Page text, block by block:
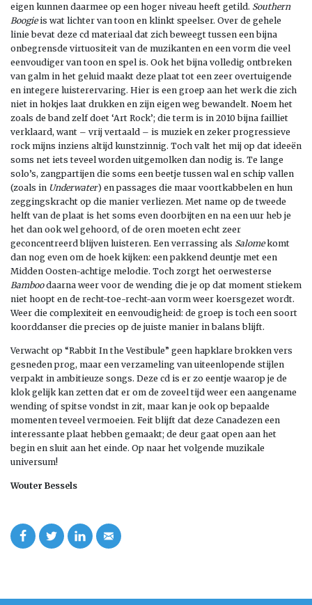
eigen kunnen daarmee op een hoger niveau heeft getild. Southern
Boogieis wat lichter van toon en klinkt speelser. Over de gehele
linie bevat deze cd materiaal dat zich beweegt tussen een bijna
onbegrensde virtuositeit van de muzikanten en een vorm die veel
eenvoudiger van toon en spel is. Ook het bijna volledig ontbreken
van galm in het geluid maakt deze plaat tot een zeer overtuigende
en integere luisterervaring. Hier is een groep aan het werk die zich
niet in hokjes laat drukken en zijn eigen weg bewandelt. Noem het
zoals de band zelf doet ‘Art Rock’; die term is in 2010 bijna failliet
verklaard, want – vrij vertaald – is muziek en zeker progressieve
rock mijns inziens altijd kunstzinnig. Toch valt het mij op dat ideeën
soms net iets teveel worden uitgemolken dan nodig is. Te lange
solo’s, zangpartijen die soms een beetje tussen wal en schip vallen
(zoals in Underwater) en passages die maar voortkabbelen en hun
zeggingskracht op die manier verliezen. Met name op de tweede
helft van de plaat is het soms even doorbijten en na een uur heb je
het dan ook wel gehoord, of de oren moeten echt zeer
geconcentreerd blijven luisteren. Een verrassing als Salomekomt
dan nog even om de hoek kijken: een pakkend deuntje met een
Midden Oosten-achtige melodie. Toch zorgt het oerwesterse
Bamboodaarna weer voor de wending die je op dat moment stiekem
niet hoopt en de recht-toe-recht-aan vorm weer koersgezet wordt.
Weer die complexiteit en eenvoudigheid: de groep is toch een soort
koorddanser die precies op de juiste manier in balans blijft.
Verwacht op “Rabbit In the Vestibule” geen hapklare brokken vers
gesneden prog, maar een verzameling van uiteenlopende stijlen
verpakt in ambitieuze songs. Deze cd is er zo eentje waarop je de
klok gelijk kan zetten dat er om de zoveel tijd weer een aangename
wending of spitse vondst in zit, maar kan je ook op bepaalde
momenten teveel vermoeien. Feit blijft dat deze Canadezen een
interessante plaat hebben gemaakt; de deur gaat open aan het
begin en sluit aan het einde. Op naar het volgende muzikale
universum!
Wouter Bessels